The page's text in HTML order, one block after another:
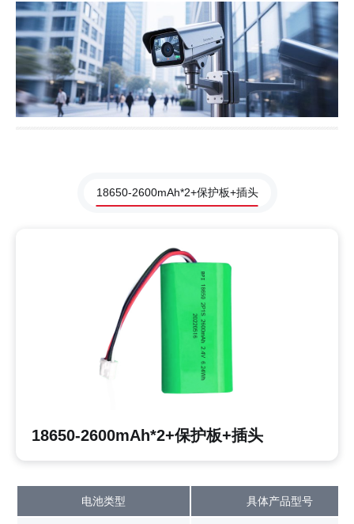
18650-2600mAh*2+保护板+插头
18650-2600mAh*2+保护板+插头
电池类型 具体产品型号